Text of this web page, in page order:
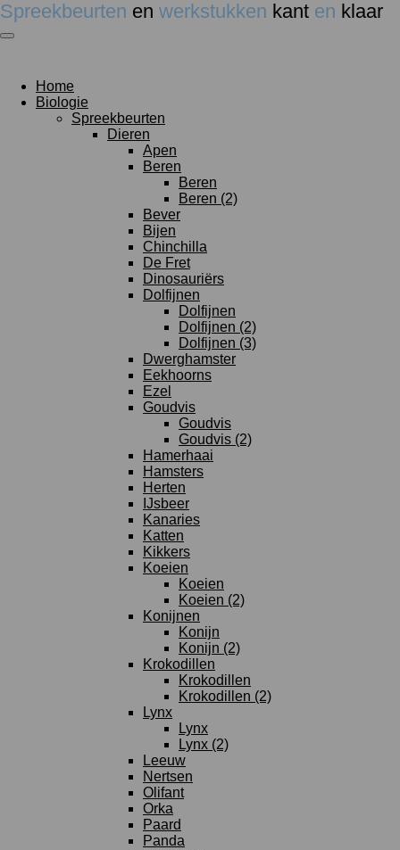
Ga
direct
hoofdinhoud
Spreekbeurten en werkstukken kant en klaar
Home
Biologie
Spreekbeurten
Dieren
Apen
Beren
Beren
Beren (2)
Bever
Bijen
Chinchilla
De Fret
Dinosauriërs
Dolfijnen
Dolfijnen
Dolfijnen (2)
Dolfijnen (3)
Dwerghamster
Eekhoorns
Ezel
Goudvis
Goudvis
Goudvis (2)
Hamerhaai
Hamsters
Herten
IJsbeer
Kanaries
Katten
Kikkers
Koeien
Koeien
Koeien (2)
Konijnen
Konijn
Konijn (2)
Krokodillen
Krokodillen
Krokodillen (2)
Lynx
Lynx
Lynx (2)
Leeuw
Nertsen
Olifant
Orka
Paard
Panda